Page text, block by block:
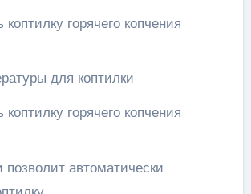
для коптилки
автоматически